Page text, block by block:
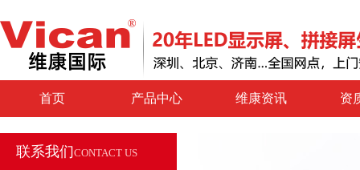
首页 产品中心 维康资讯 资
联系我们CONTACT US